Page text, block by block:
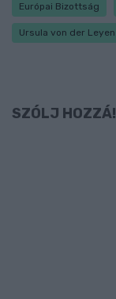
Európai Bizottság
Ursula von der Leyen
SZÓLJ HOZZÁ!